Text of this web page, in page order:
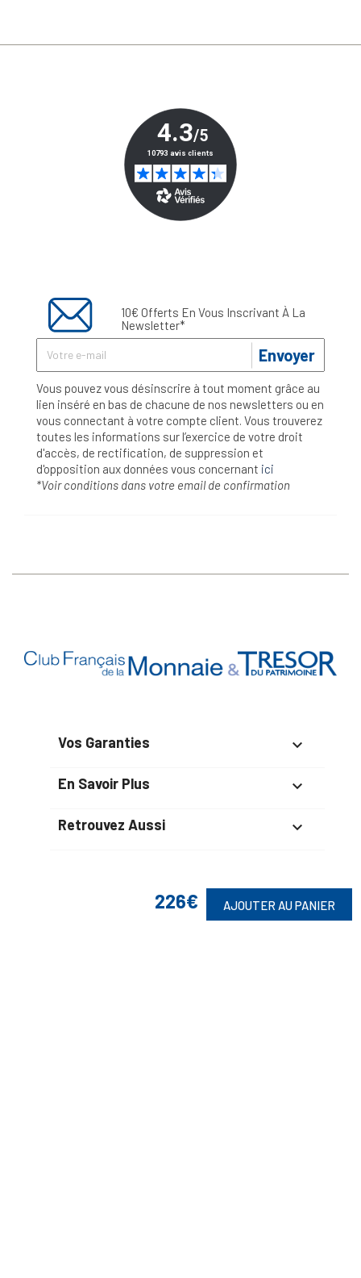
226€ AJOUTER AU PANIER
10€ Offerts En Vous Inscrivant À La
Newsletter*
Envoyer
Vous pouvez vous désinscrire à tout moment grâce au
lien inséré en bas de chacune de nos newsletters ou en
vous connectant à votre compte client. Vous trouverez
toutes les informations sur l’exercice de votre droit
d'accès, de rectification, de suppression et
d'opposition aux données vous concernant ici
*Voir conditions dans votre email de confirmation
Vos Garanties 
En Savoir Plus 
Retrouvez Aussi 
Suivez-Nous